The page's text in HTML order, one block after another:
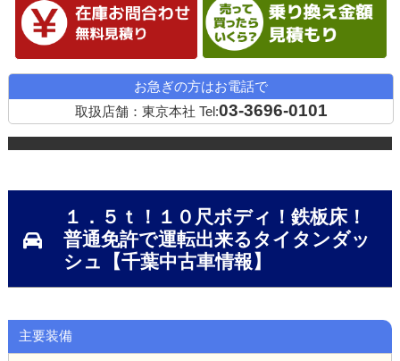
在庫確認・見積依頼
お急ぎの方はお電話で
取扱店舗：東京本社 Tel:03-3696-0101
１．５ｔ！１０尺ボディ！鉄板床！
普通免許で運転出来るタイタンダッ
シュ【千葉中古車情報】
主要装備